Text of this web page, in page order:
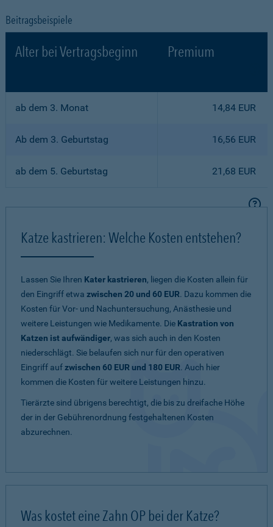
Beitragsbeispiele
Alter bei Vertragsbeginn Premium
ab dem 3. Monat 14,84 EUR
Ab dem 3. Geburtstag 16,56 EUR
ab dem 5. Geburtstag 21,68 EUR
Katze kastrieren: Welche Kosten entstehen?
Lassen Sie Ihren Kater kastrieren, liegen die Kosten allein für
den Eingriff etwa zwischen 20 und 60 EUR. Dazu kommen die
Kosten für Vor- und Nachuntersuchung, Anästhesie und
weitere Leistungen wie Medikamente. Die Kastration von
Katzen ist aufwändiger, was sich auch in den Kosten
niederschlägt. Sie belaufen sich nur für den operativen
Eingriff aufzwischen 60 EUR und 180 EUR. Auch hier
kommen die Kosten für weitere Leistungen hinzu.
Tierärzte sind übrigens berechtigt, die bis zu dreifache Höhe
der in der Gebührenordnung festgehaltenen Kosten
abzurechnen.
Was kostet eine Zahn OP bei der Katze?